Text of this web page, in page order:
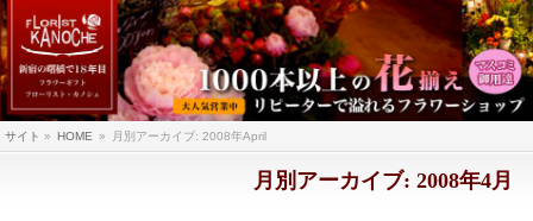
サイト » HOME » 月別アーカイブ: 2008年April
月別アーカイブ: 2008年4月